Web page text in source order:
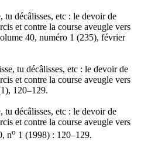
tu décâlisses, etc : le devoir de
et contre la course aveugle vers
40, numéro 1 (235), février
tu décâlisses, etc : le devoir de
et contre la course aveugle vers
120–129.
tu décâlisses, etc : le devoir de
et contre la course aveugle vers
no 1 (1998) : 120–129.